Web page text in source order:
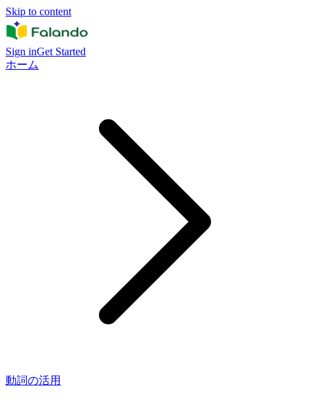
Skip to content
Sign inGet Started
ホーム
動詞の活用